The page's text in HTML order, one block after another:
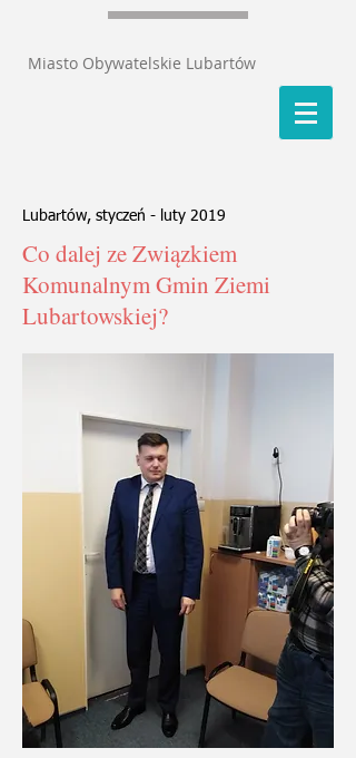
Miasto Obywatelskie Lubartów
Lubartów, styczeń - luty 2019
Co dalej ze Związkiem
Komunalnym Gmin Ziemi
Lubartowskiej?